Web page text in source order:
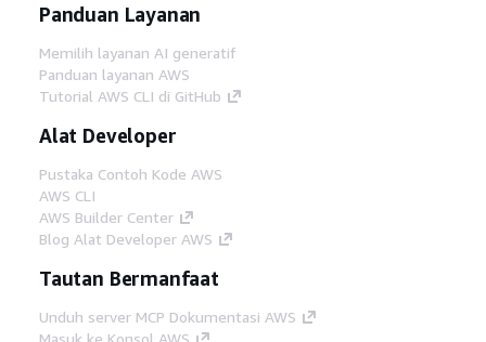
Panduan Layanan
Memilih layanan AI generatif
Panduan layanan AWS
Tutorial AWS CLI di GitHub
Alat Developer
Pustaka Contoh Kode AWS
AWS CLI
AWS Builder Center
Blog Alat Developer AWS
Tautan Bermanfaat
Unduh server MCP Dokumentasi AWS
Masuk ke Konsol AWS